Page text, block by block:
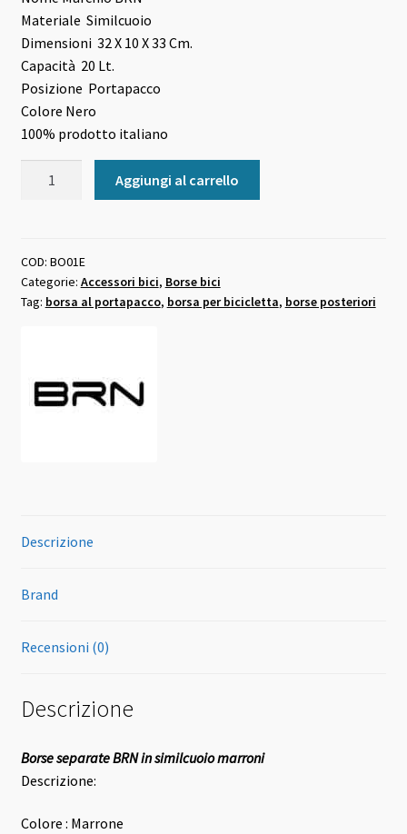
45,00 €.41,00 €.
Materiale Similcuoio
Dimensioni 32 X 10 X 33 Cm.
Capacità 20 Lt.
Posizione Portapacco
Colore Nero
100% prodotto italiano
similcuoio
marroni
quantità
Aggiungi al carrello
COD: BO01E
Categorie: Accessori bici, Borse bici
Tag: borsa al portapacco, borsa per bicicletta, borse posteriori
Descrizione
Brand
Recensioni (0)
Descrizione
Borse separate BRN in similcuoio marroni
Descrizione:
Colore : Marrone